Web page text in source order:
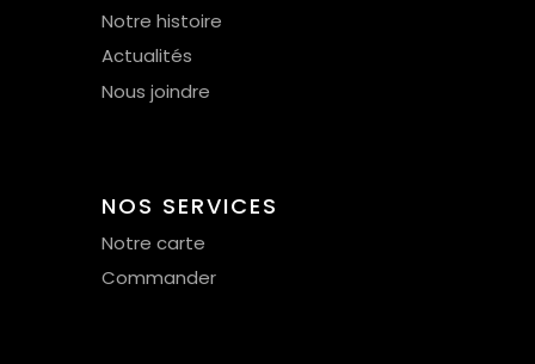
Notre histoire
Actualités
Nous joindre
NOS SERVICES
Notre carte
Commander